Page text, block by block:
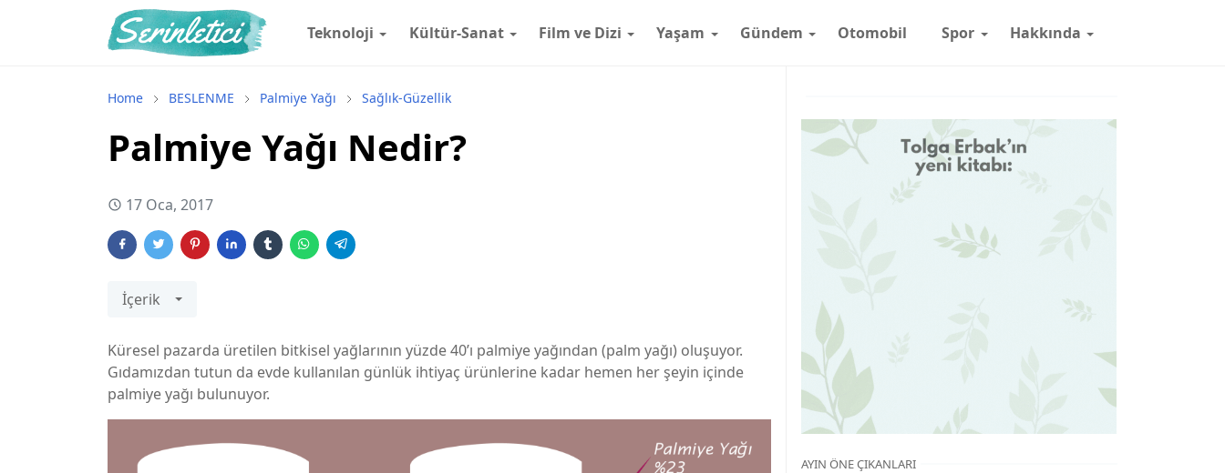
Teknoloji Kültür-Sanat Film ve Dizi Yaşam Gündem Otomobil Spor Hakkında
Home BESLENME Palmiye Yağı Sağlık-Güzellik
Palmiye Yağı Nedir?
17 Oca, 2017
İçerik
Küresel pazarda üretilen bitkisel yağlarının yüzde 40’ı palmiye yağından (palm yağı) oluşuyor.
Gıdamızdan tutun da evde kullanılan günlük ihtiyaç ürünlerine kadar hemen her şeyin içinde
palmiye yağı bulunuyor.
AYIN ÖNE ÇIKANLARI